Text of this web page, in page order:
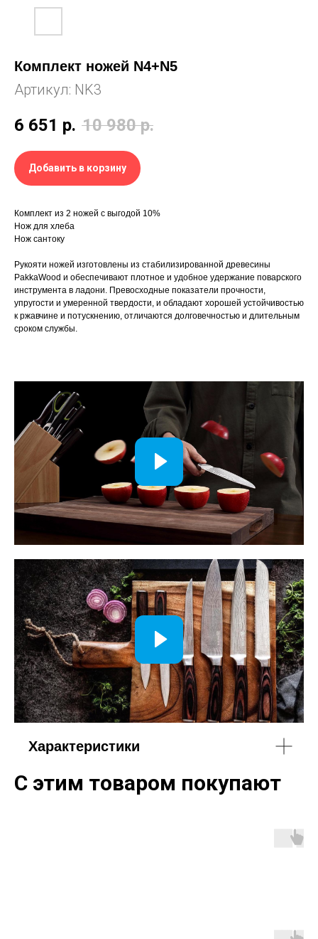
Комплект ножей N4+N5
Артикул: NK3
6 651 р. 10 980 р.
Добавить в корзину
Комплект из 2 ножей с выгодой 10%
Нож для хлеба
Нож сантоку
Рукояти ножей изготовлены из стабилизированной древесины
PakkaWood и обеспечивают плотное и удобное удержание поварского
инструмента в ладони. Превосходные показатели прочности,
упругости и умеренной твердости, и обладают хорошей устойчивостью
к ржавчине и потускнению, отличаются долговечностью и длительным
сроком службы.
Характеристики
С этим товаром покупают